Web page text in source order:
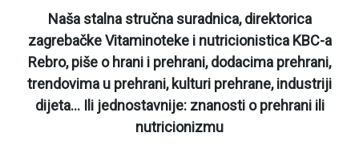
Naša stalna stručna suradnica, direktorica
zagrebačke Vitaminoteke i nutricionistica KBC-a
Rebro, piše o hrani i prehrani, dodacima prehrani,
trendovima u prehrani, kulturi prehrane, industriji
dijeta... Ili jednostavnije: znanosti o prehrani ili
nutricionizmu